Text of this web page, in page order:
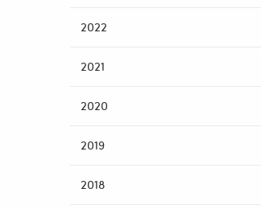
2022
2021
2020
2019
2018